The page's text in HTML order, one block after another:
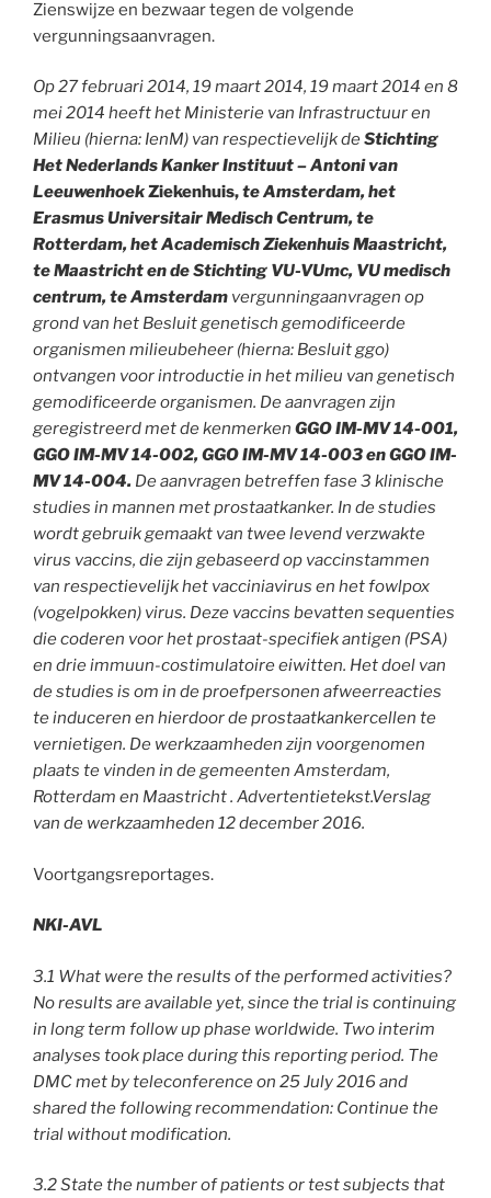
Zienswijze en bezwaar tegen de volgende
vergunningsaanvragen.
Op 27 februari 2014, 19 maart 2014, 19 maart 2014 en 8
mei 2014 heeft het Ministerie van Infrastructuur en
Milieu (hierna: IenM) van respectievelijk deStichting
Het Nederlands Kanker Instituut – Antoni van
LeeuwenhoekZiekenhuis,te Amsterdam, het
Erasmus Universitair Medisch Centrum, te
Rotterdam, het Academisch Ziekenhuis Maastricht,
te Maastricht en de Stichting VU-VUmc, VU medisch
centrum, te Amsterdam vergunningaanvragen op
grond van het Besluit genetisch gemodificeerde
organismen milieubeheer (hierna: Besluit ggo)
ontvangen voor introductie in het milieu van genetisch
gemodificeerde organismen. De aanvragen zijn
geregistreerd met de kenmerken GGO IM-MV 14-001,
GGO IM-MV 14-002, GGO IM-MV 14-003 en GGO IM-
MV 14-004. De aanvragen betreffen fase 3 klinische
studies in mannen met prostaatkanker. In de studies
wordt gebruik gemaakt van twee levend verzwakte
virus vaccins, die zijn gebaseerd op vaccinstammen
van respectievelijk het vacciniavirus en het fowlpox
(vogelpokken) virus. Deze vaccins bevatten sequenties
die coderen voor het prostaat-specifiek antigen (PSA)
en drie immuun-costimulatoire eiwitten. Het doel van
de studies is om in de proefpersonen afweerreacties
te induceren en hierdoor de prostaatkankercellen te
vernietigen. De werkzaamheden zijn voorgenomen
plaats te vinden in de gemeenten Amsterdam,
Rotterdam en Maastricht . Advertentietekst.Verslag
van de werkzaamheden 12 december 2016.
Voortgangsreportages.
NKI-AVL
3.1 What were the results of the performed activities?
No results are available yet, since the trial is continuing
in long term follow up phase worldwide. Two interim
analyses took place during this reporting period. The
DMC met by teleconference on 25 July 2016 and
shared the following recommendation: Continue the
trial without modification.
3.2 State the number of patients or test subjects that